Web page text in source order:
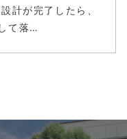
計が完了したら、
て落…